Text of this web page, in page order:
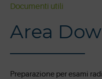
Documenti utili
Area
Preparazione per esami